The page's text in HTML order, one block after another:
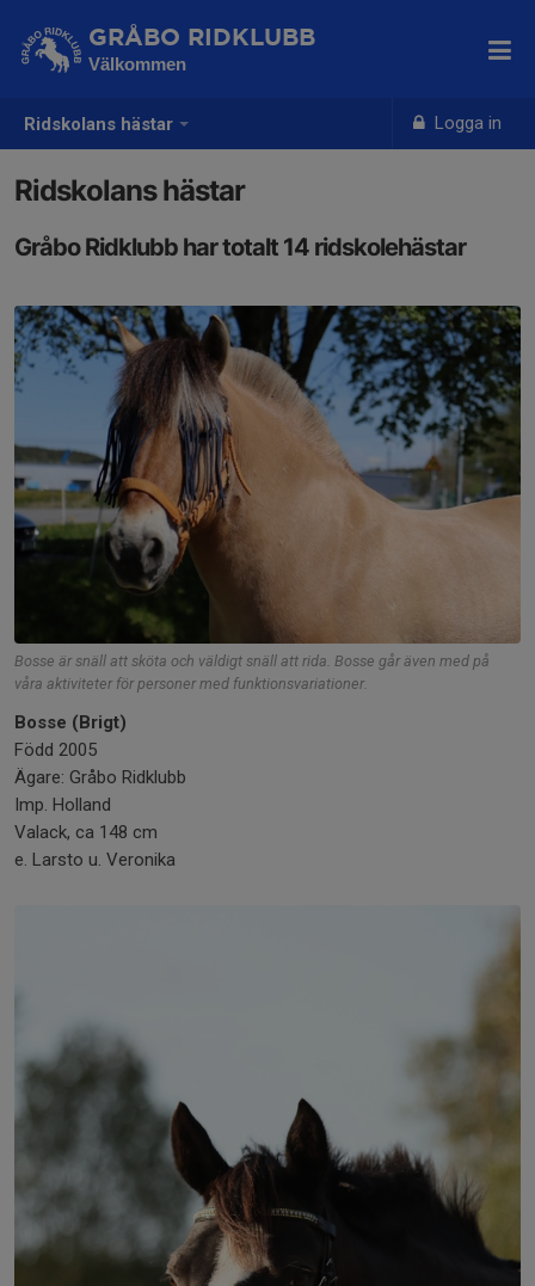
Ridskolans hästar Logga in
GRÅBO RIDKLUBB
Välkommen
Ridskolans hästar
Gråbo Ridklubb har totalt 14 ridskolehästar
Bosse är snäll att sköta och väldigt snäll att rida. Bosse går även med på
våra aktiviteter för personer med funktionsvariationer.
Bosse (Brigt)
Född 2005
Ägare: Gråbo Ridklubb
Imp. Holland
Valack, ca 148 cm
e. Larsto u. Veronika